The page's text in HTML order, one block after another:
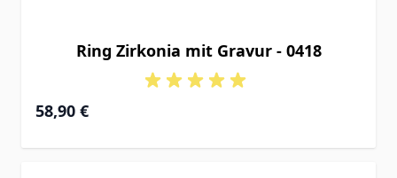
Ring Zirkonia mit Gravur - 0418
58,90 €